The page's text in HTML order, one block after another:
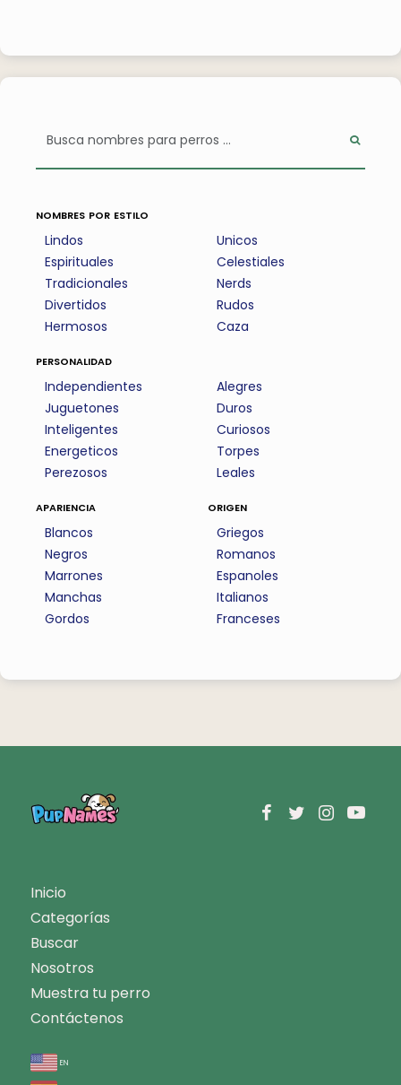
nombres por estilo
Lindos
Espirituales
Tradicionales
Divertidos
Hermosos
Unicos
Celestiales
Nerds
Rudos
Caza
personalidad
Independientes
Juguetones
Inteligentes
Energeticos
Perezosos
Alegres
Duros
Curiosos
Torpes
Leales
apariencia
Blancos
Negros
Marrones
Manchas
Gordos
origen
Griegos
Romanos
Espanoles
Italianos
Franceses
Inicio
Categorías
Buscar
Nosotros
Muestra tu perro
Contáctenos
en